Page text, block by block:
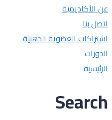
عن الأكاديمية
اتصل بنا
اشتراكات العضوية الذهبية
الدورات
الرئيسية
Search